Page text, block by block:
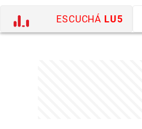
ESCUCHÁ LU5